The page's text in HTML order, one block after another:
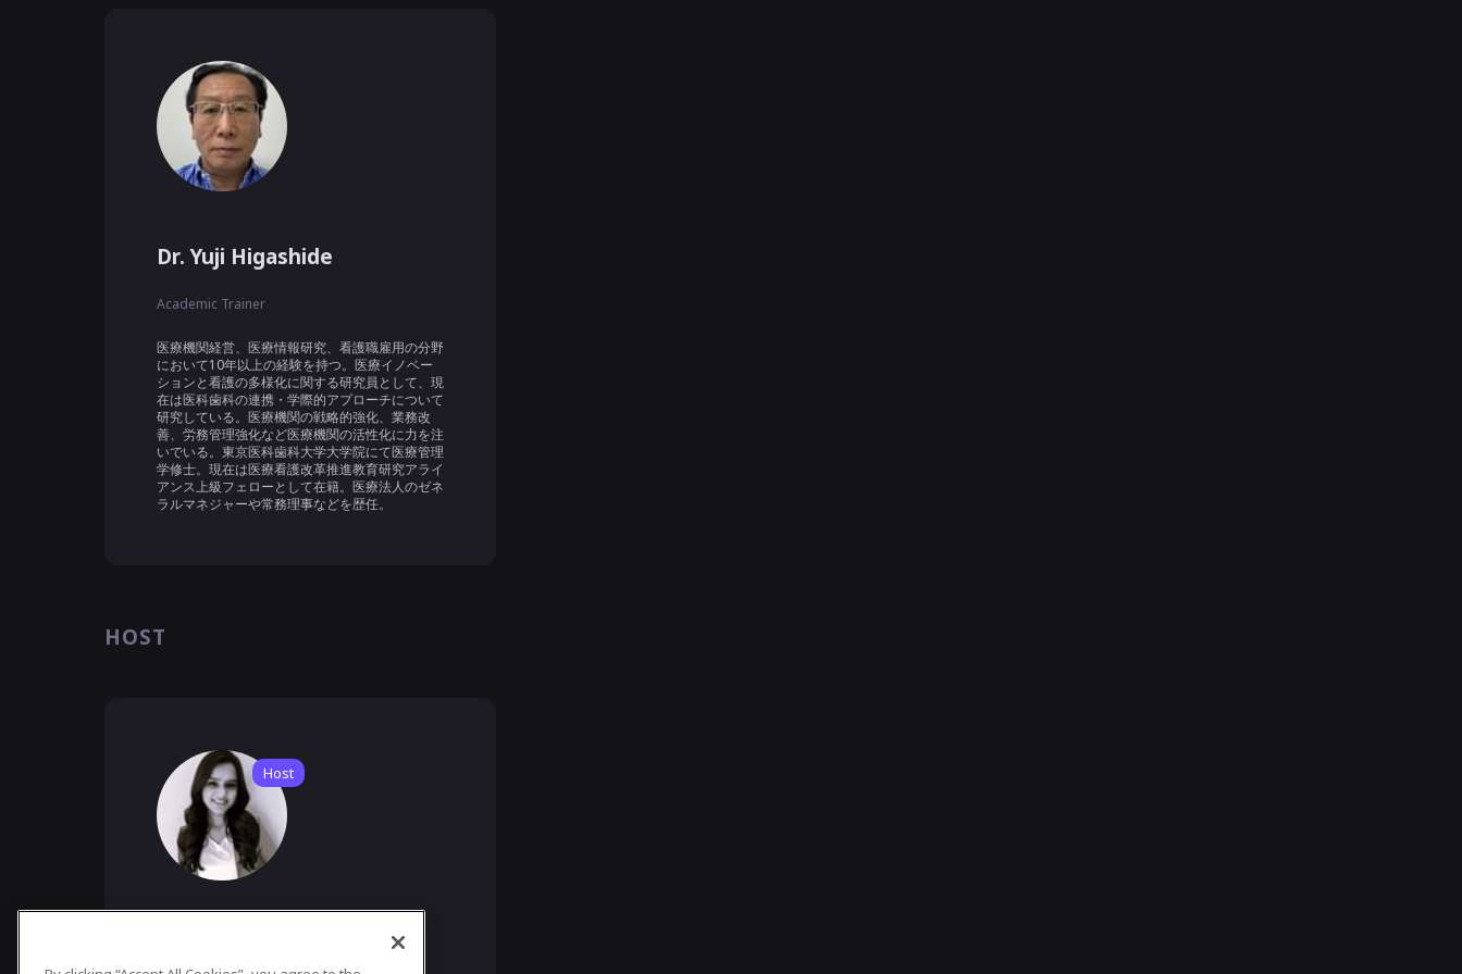
Dr. Yuji Higashide
Academic Trainer
医療機関経営、医療情報研究、看護職雇用の分野
において10年以上の経験を持つ。医療イノベー
ションと看護の多様化に関する研究員として、現
在は医科歯科の連携・学際的アプローチについて
研究している。医療機関の戦略的強化、業務改
善、労務管理強化など医療機関の活性化に力を注
いでいる。東京医科歯科大学大学院にて医療管理
学修士。現在は医療看護改革推進教育研究アライ
アンス上級フェローとして在籍。医療法人のゼネ
ラルマネジャーや常務理事などを歴任。
HOST
Host